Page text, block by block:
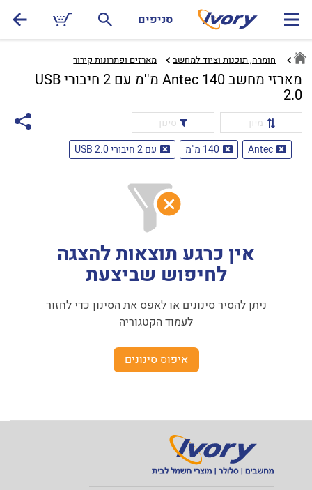
סניפים
חומרה, תוכנות וציוד למחשב מארזים ופתרונות קירור‏
מארזי מחשב Antec 140 מ''מ עם 2 חיבורי USB
2.0
מיון
סינון
Antec
140 מ''מ עם 2 חיבורי USB 2.0
אין כרגע תוצאות להצגה
לחיפוש שביצעת
ניתן להסיר סינונים או לאפס את הסינון כדי לחזור
לעמוד הקטגוריה
איפוס סינונים